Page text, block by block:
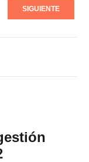
SIGUIENTE